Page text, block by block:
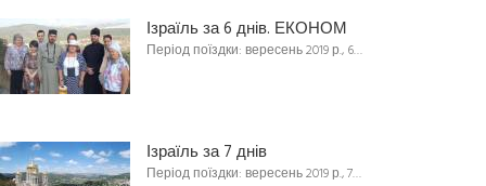
Ізраїль за 6 днів. ЕКОНОМ
Період поїздки: вересень 2019 р., 6…
Ізраїль за 7 днів
Період поїздки: вересень 2019 р., 7…